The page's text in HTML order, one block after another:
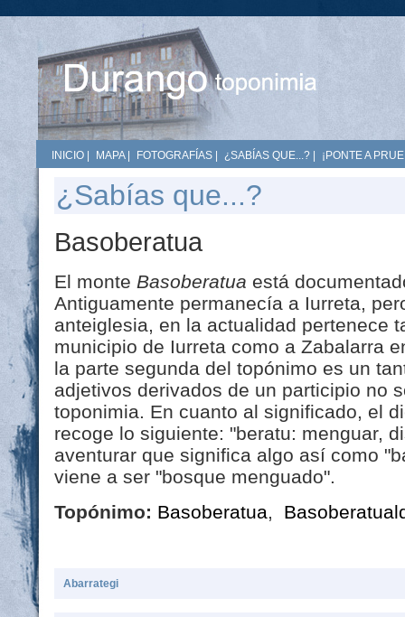
INICIO MAPA| FOTOGRAFÍAS ¿SABÍAS QUE...? ¡PONTE A
¿Sabías que...?
Basoberatua
El monte Basoberatua está
Antiguamente permanecía a Iurreta,
anteiglesia, en la actualidad pertenece
municipio de Iurreta como a Zabalarra
la parte segunda del topónimo es un
adjetivos derivados de un participio no
toponimia. En cuanto al significado, el
recoge lo siguiente: "beratu: menguar,
aventurar que significa algo así como
viene a ser "bosque menguado".
Topónimo: Basoberatua,
Abarrategi